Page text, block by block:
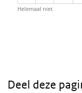
Helemaal niet
Deel deze